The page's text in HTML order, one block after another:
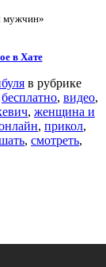
мужчин»
в Хате
в рубрике
бесплатно, видео,
, женщина и
, прикол,
, смотреть,